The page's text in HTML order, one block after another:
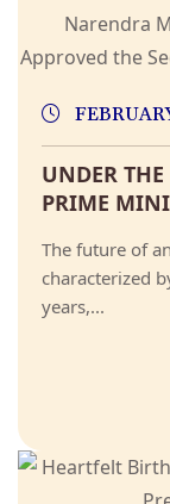
UNDER THE
PRIME
The future of
characterized
years,...